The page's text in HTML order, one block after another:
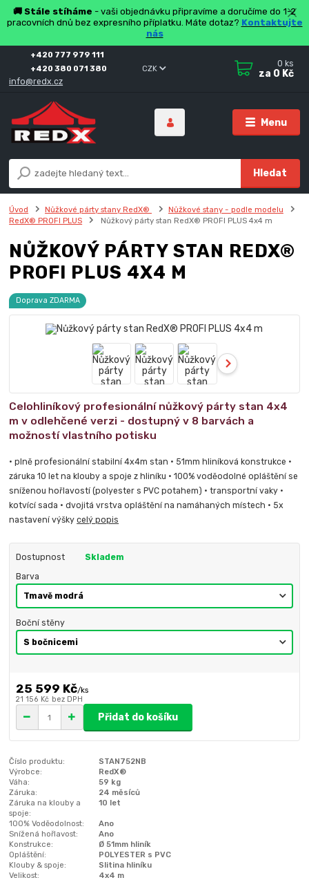
🚚 Stále stíháme - vaši objednávku připravíme a doručíme do 1-2
pracovních dnů bez expresního příplatku. Máte dotaz? Kontaktujte
nás
Menu
CZK
Hledat
+420 777 979 111
+420 380 071 380
info@redx.cz
0 ks
za 0 Kč
Úvod Nůžkové párty stany RedX®
Nůžkové stany - podle modelu
RedX® PROFI PLUS
Nůžkový párty stan RedX® PROFI PLUS 4x4 m
NŮŽKOVÝ PÁRTY STAN REDX®
PROFI PLUS 4X4 M
Doprava ZDARMA
Celohliníkový profesionální nůžkový párty stan 4x4
m v odlehčené verzi - dostupný v 8 barvách a
možností vlastního potisku
• plně profesionální stabilní 4x4m stan • 51mm hliníková konstrukce •
záruka 10 let na klouby a spoje z hliníku • 100% voděodolné opláštění se
sníženou hořlavostí (polyester s PVC potahem) • transportní vaky •
kotvící sada • dvojitá vrstva opláštění na namáhaných místech • 5x
nastavení výškycelý popis
Dostupnost Skladem
Barva
Boční stěny
25 599 Kč/ks
21 156 Kč bez DPH
Přidat do košíku
Číslo produktu:
STAN752NB
Výrobce:
RedX®
Váha:
59 kg
Záruka:
24 měsíců
Záruka na klouby a
spoje:
10 let
100% Voděodolnost:
Ano
Snížená hořlavost:
Ano
Konstrukce:
Ø 51mm hliník
Opláštění:
POLYESTER s PVC
Klouby & spoje:
Slitina hliníku
Velikost:
4x4 m